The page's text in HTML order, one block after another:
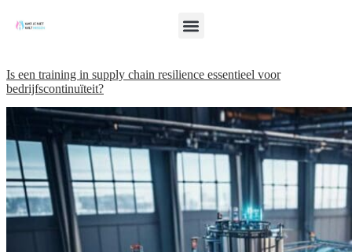
Is een training in supply chain resilience essentieel voor
bedrijfscontinuïteit?